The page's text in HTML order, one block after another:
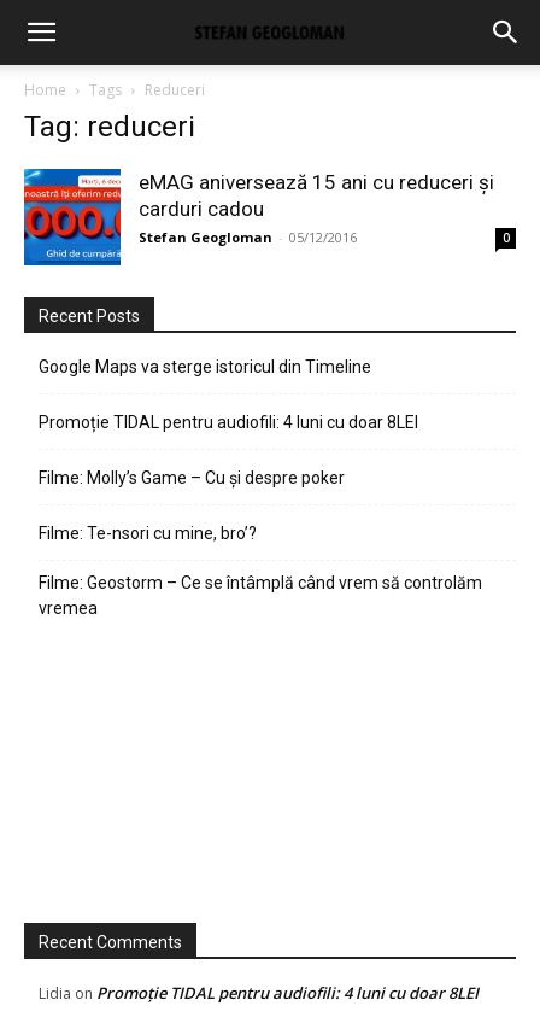
Home Tags Reduceri
Tag: reduceri
eMAG aniversează 15 ani cu reduceri și
carduri cadou
Stefan Geogloman - 05/12/2016 0
Recent Posts
Google Maps va sterge istoricul din Timeline
Promoție TIDAL pentru audiofili: 4 luni cu doar 8LEI
Filme: Molly’s Game – Cu și despre poker
Filme: Te-nsori cu mine, bro’?
Filme: Geostorm – Ce se întâmplă când vrem să controlăm
vremea
Recent Comments
Lidia on Promoție TIDAL pentru audiofili: 4 luni cu doar 8LEI